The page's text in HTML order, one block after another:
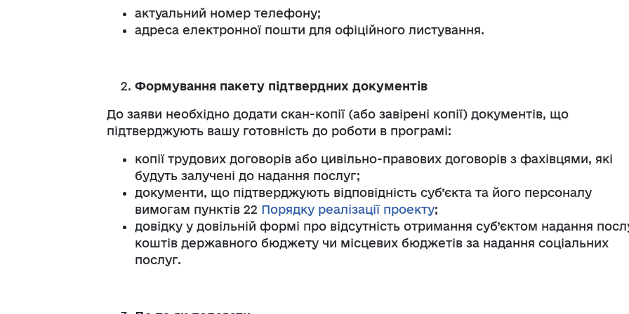
актуальний номер телефону;
адреса електронної пошти для офіційного листування.
Формування пакету підтвердних документів
До заяви необхідно додати скан-копії (або завірені копії) документів, що
підтверджують вашу готовність до роботи в програмі:
копії трудових договорів або цивільно-правових договорів з фахівцями, які
будуть залучені до надання послуг;
документи, що підтверджують відповідність суб’єкта та його персоналу
вимогам пунктів 22 Порядку реалізації проекту;
довідку у довільній формі про відсутність отримання суб’єктом надання
коштів державного бюджету чи місцевих бюджетів за надання соціальних
послуг.